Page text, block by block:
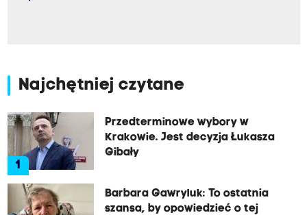
Najchętniej czytane
1
Przedterminowe wybory w
Krakowie. Jest decyzja Łukasza
Gibały
Barbara Gawryluk: To ostatnia
szansa, by opowiedzieć o tej